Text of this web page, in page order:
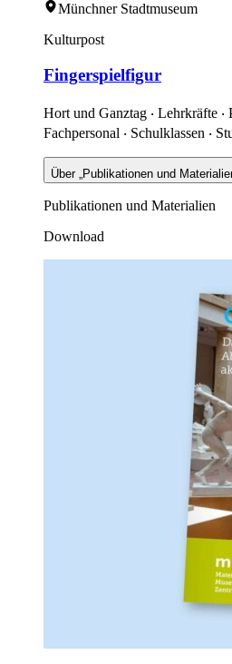
Münchner Stadtmuseum
Kulturpost
Fingerspielfigur
Hort und Ganztag ‧ Lehrkräfte ‧
Fachpersonal ‧ Schulklassen ‧
Über „Publikationen und
Publikationen und Materialien
Download